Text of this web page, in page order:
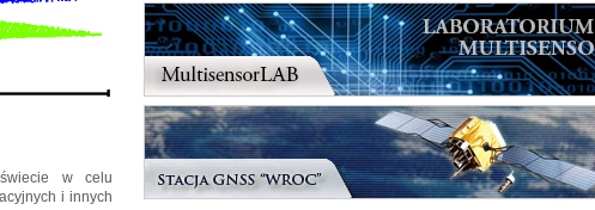
świecie w celu
i innych